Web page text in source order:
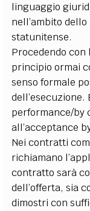
linguaggio
nell’ambito dello
statunitense.
Procedendo
principio ormai
senso formale
dell’esecuzione.
performance/by
all’acceptance
Nei contratti
richiamano
contratto sarà
dell’offerta, sia
dimostri con